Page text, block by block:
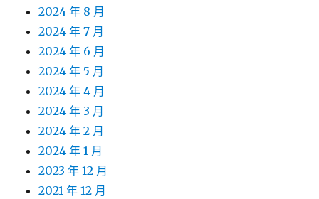
2024 年 8 月
2024 年 7 月
2024 年 6 月
2024 年 5 月
2024 年 4 月
2024 年 3 月
2024 年 2 月
2024 年 1 月
2023 年 12 月
2021 年 12 月